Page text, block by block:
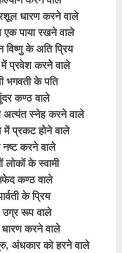
धारण करने वाले
एक पाया रखने वाले
विष्णु के अति प्रिय
में प्रवेश करने वाले
भगवती के पति
कण्ठ वाले
अत्यंत स्नेह करने वाले
प्रकट होने वाले
नष्ट करने वाले
के स्वामी
कण्ठ वाले
के प्रिय
रूप वाले
करने वाले
अंधकार को हरने वाले